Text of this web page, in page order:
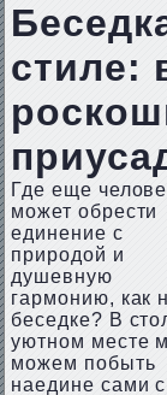
стиле:
Где еще
может обрести
единение с
природой и
душевную
гармонию, как
беседке? В
уютном месте
можем побыть
наедине сами с